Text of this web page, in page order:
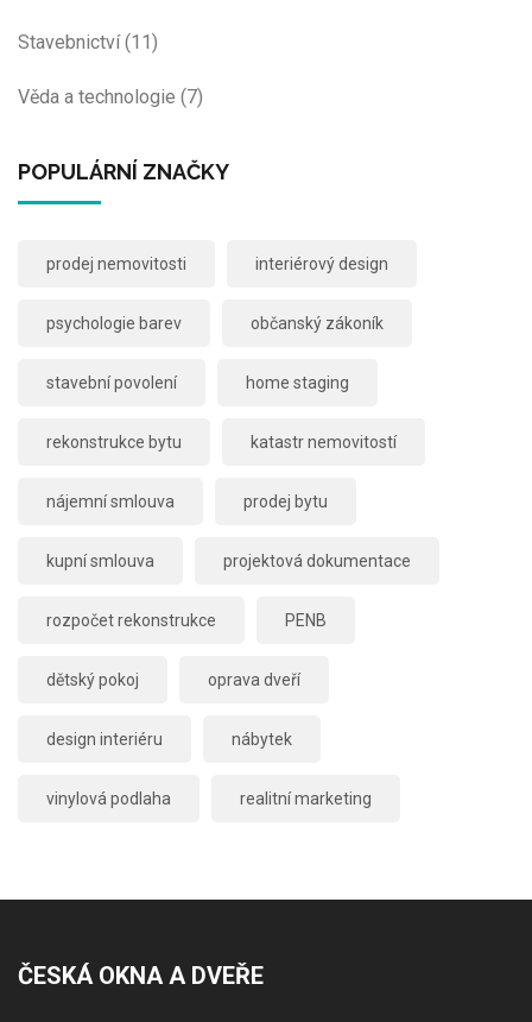
Stavebnictví(11)
Věda a technologie (7)
POPULÁRNÍ ZNAČKY
prodej nemovitosti interiérový design
psychologie barev občanský zákoník
stavební povolení home staging
rekonstrukce bytu katastr nemovitostí
nájemní smlouva prodej bytu
kupní smlouva projektová dokumentace
rozpočet rekonstrukce PENB
dětský pokoj oprava dveří
design interiéru nábytek
vinylová podlaha realitní marketing
ČESKÁ OKNA A DVEŘE